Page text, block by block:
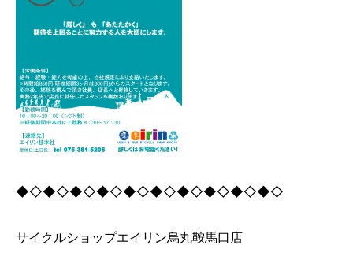
◆◇◆◇◆◇◆◇◆◇◆◇◆◇◆◇◆◇◆◇
サイクルショップエイリン烏丸鞍馬口店